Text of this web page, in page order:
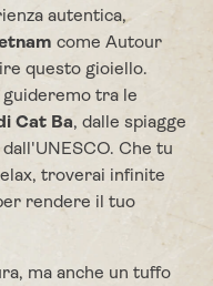
autentica,
come Autour
questo gioiello.
guideremo tra le
Cat Ba, dalle spiagge
Che tu
troverai infinite
rendere il tuo
ma anche un tuffo